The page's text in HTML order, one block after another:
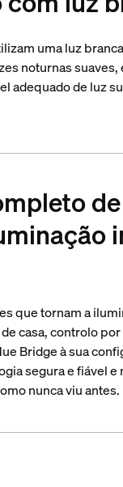
uma luz
noturnas
adequado de luz
de
que tornam a
casa, controlo
Bridge à sua
segura e fiável e
nunca viu antes.